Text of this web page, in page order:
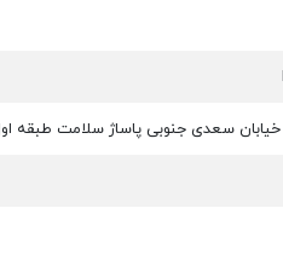
سعدی جنوبی پاساژ سلامت طبقه اول